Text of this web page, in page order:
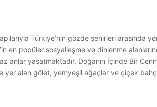
Türkiye’nin gözde şehirleri arasında
en popüler sosyalleşme ve dinlenme
anlar yaşatmaktadır. Doğanın İçinde Bir
alan gölet, yemyeşil ağaçlar ve çiçek